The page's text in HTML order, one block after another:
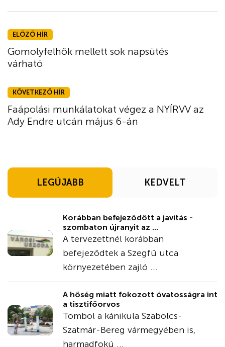
ELŐZŐ HÍR
Gomolyfelhők mellett sok napsütés
várható
KÖVETKEZŐ HÍR
Faápolási munkálatokat végez a NYÍRVV az
Ady Endre utcán május 6-án
LEGÚJABB KEDVELT
Korábban befejeződött a javítás -
szombaton újranyit az ...
A tervezettnél korábban
befejeződtek a Szegfű utca
környezetében zajló ...
A hőség miatt fokozott óvatosságra int
a tisztifőorvos
Tombol a kánikula Szabolcs-
Szatmár-Bereg vármegyében is,
harmadfokú ...